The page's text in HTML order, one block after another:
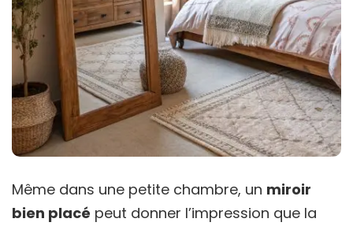
Même dans une petite chambre, un miroir
bien placé peut donner l’impression que la